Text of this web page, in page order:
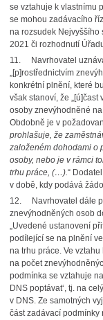
se vztahuje k vlastnímu
se mohou zadávacího
na rozsudek Nejvyššího
2021 či rozhodnutí
11. Navrhovatel
„[p]rostřednictvím
konkrétní plnění, které
však stanoví, že
osoby znevýhodněné
Obdobně je v
prohlašuje, že
založeném dohodami o
osoby, nebo je v rámci
trhu práce, (…).“
v době, kdy podává
12. Navrhovatel dále
znevýhodněných osob
„Uvedené ustanovení
podílející se na plnění
na trhu práce. Ve
na počet
podmínka se vztahuje
DNS poptávat‘, tj. na
v DNS. Ze samotných
část zadávací podmínky